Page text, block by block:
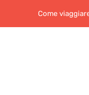
Come